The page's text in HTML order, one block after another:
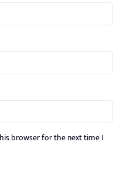
browser for the next time I